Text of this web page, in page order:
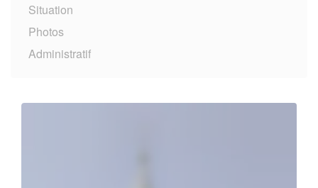
Situation
Photos
Administratif